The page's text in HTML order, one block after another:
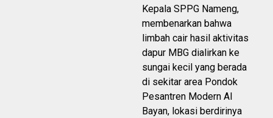
Kepala SPPG Nameng,
membenarkan bahwa
limbah cair hasil aktivitas
dapur MBG dialirkan ke
sungai kecil yang berada
di sekitar area Pondok
Pesantren Modern Al
Bayan, lokasi berdirinya